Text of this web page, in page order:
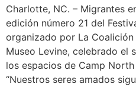
Charlotte, NC. – Migrantes
edición número 21 del
organizado por La
Museo Levine, celebrado el
los espacios de Camp
“Nuestros seres amados